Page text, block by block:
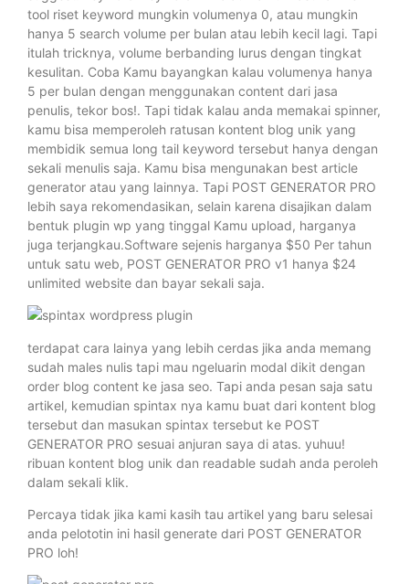
tool riset keyword mungkin volumenya 0, atau mungkin
hanya 5 search volume per bulan atau lebih kecil lagi. Tapi
itulah tricknya, volume berbanding lurus dengan tingkat
kesulitan. Coba Kamu bayangkan kalau volumenya hanya
5 per bulan dengan menggunakan content dari jasa
penulis, tekor bos!. Tapi tidak kalau anda memakai spinner,
kamu bisa memperoleh ratusan kontent blog unik yang
membidik semua long tail keyword tersebut hanya dengan
sekali menulis saja. Kamu bisa mengunakan best article
generator atau yang lainnya. Tapi POST GENERATOR PRO
lebih saya rekomendasikan, selain karena disajikan dalam
bentuk plugin wp yang tinggal Kamu upload, harganya
juga terjangkau.Software sejenis harganya $50 Per tahun
untuk satu web, POST GENERATOR PRO v1 hanya $24
unlimited website dan bayar sekali saja.
terdapat cara lainya yang lebih cerdas jika anda memang
sudah males nulis tapi mau ngeluarin modal dikit dengan
order blog content ke jasa seo. Tapi anda pesan saja satu
artikel, kemudian spintax nya kamu buat dari kontent blog
tersebut dan masukan spintax tersebut ke POST
GENERATOR PRO sesuai anjuran saya di atas. yuhuu!
ribuan kontent blog unik dan readable sudah anda peroleh
dalam sekali klik.
Percaya tidak jika kami kasih tau artikel yang baru selesai
anda pelototin ini hasil generate dari POST GENERATOR
PRO loh!